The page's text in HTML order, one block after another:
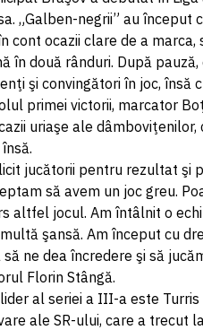
„Galben-negrii” au
cont ocazii clare de a marca,
în două rânduri. După
şi convingători în joc, însă
primei victorii, marcator
uriaşe ale
jucătorii pentru rezultat şi
să avem un joc greu.
altfel jocul. Am întâlnit o
şansă. Am început cu
să ne dea încredere şi să
Florin Stângă.
al seriei a III-a este
ale SR-ului, care a trecut